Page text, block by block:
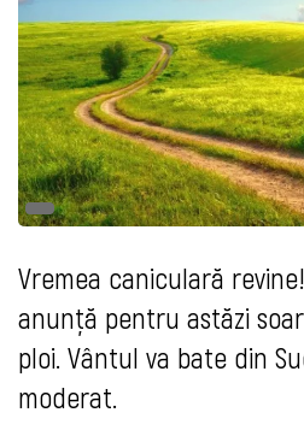
Vremea caniculară
anunță pentru astăzi
ploi. Vântul va bate din
moderat.